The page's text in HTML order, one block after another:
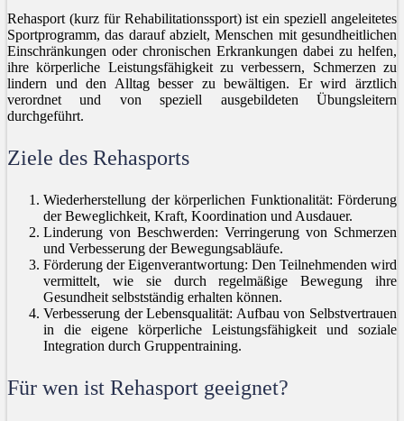
Rehasport (kurz für Rehabilitationssport) ist ein speziell angeleitetes
Sportprogramm, das darauf abzielt, Menschen mit gesundheitlichen
Einschränkungen oder chronischen Erkrankungen dabei zu helfen,
ihre körperliche Leistungsfähigkeit zu verbessern, Schmerzen zu
lindern und den Alltag besser zu bewältigen. Er wird ärztlich
verordnet und von speziell ausgebildeten Übungsleitern
durchgeführt.
Ziele des Rehasports
Wiederherstellung der körperlichen Funktionalität: Förderung
der Beweglichkeit, Kraft, Koordination und Ausdauer.
Linderung von Beschwerden: Verringerung von Schmerzen
und Verbesserung der Bewegungsabläufe.
Förderung der Eigenverantwortung: Den Teilnehmenden wird
vermittelt, wie sie durch regelmäßige Bewegung ihre
Gesundheit selbstständig erhalten können.
Verbesserung der Lebensqualität: Aufbau von Selbstvertrauen
in die eigene körperliche Leistungsfähigkeit und soziale
Integration durch Gruppentraining.
Für wen ist Rehasport geeignet?